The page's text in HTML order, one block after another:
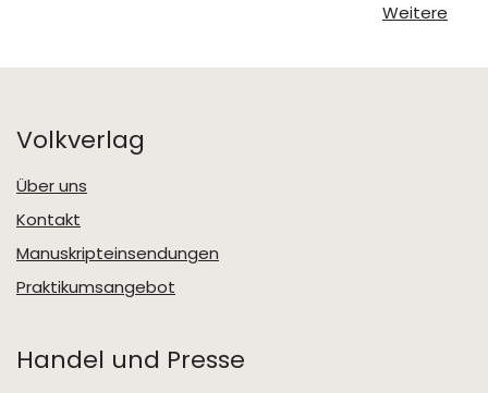
Weitere
Volkverlag
Über uns
Kontakt
Manuskripteinsendungen
Praktikumsangebot
Handel und Presse